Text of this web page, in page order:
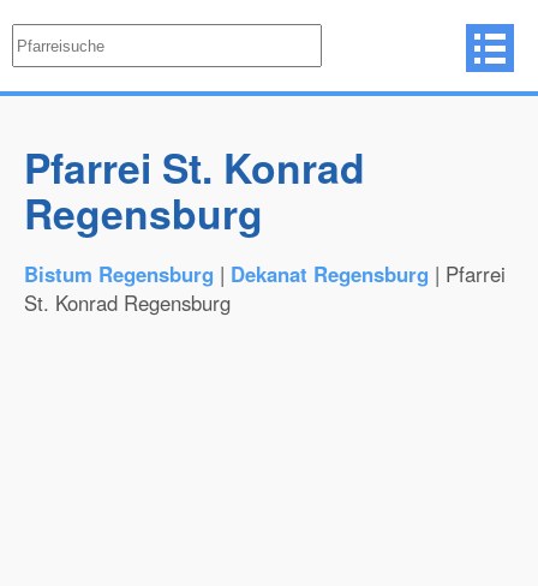
Pfarrei St. Konrad
Regensburg
Bistum Regensburg | Dekanat Regensburg | Pfarrei
St. Konrad Regensburg